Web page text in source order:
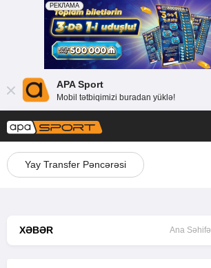
APA Sport
Mobil tətbiqimizi buradan yüklə!
Yay Transfer Pəncərəsi
XƏBƏR Ana Səhifə